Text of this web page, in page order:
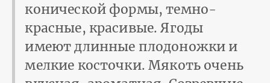
конической формы, темно-
красные, красивые. Ягоды
имеют длинные плодоножки и
мелкие косточки. Мякоть очень